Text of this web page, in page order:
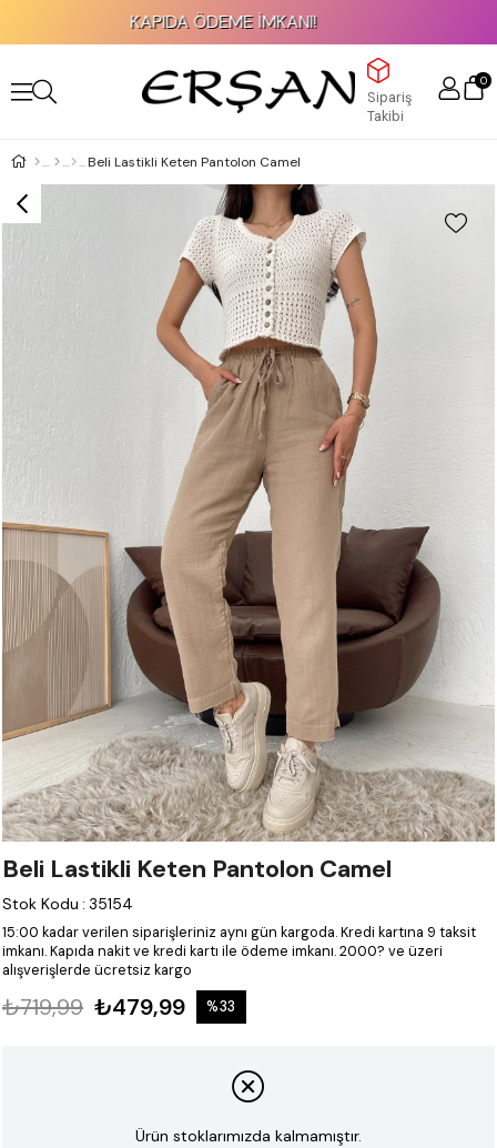
KAPIDA ÖDEME İMKANI!
Sipariş
Takibi
0
Beli Lastikli Keten Pantolon Camel
Beli Lastikli Keten Pantolon Camel
Stok Kodu : 35154
15:00 kadar verilen siparişleriniz aynı gün kargoda.Kredi kartına 9 taksit
imkanı.Kapıda nakit ve kredi kartı ile ödeme imkanı.2000? ve üzeri
alışverişlerde ücretsiz kargo
₺719,99 ₺479,99 %33
Ürün stoklarımızda kalmamıştır.